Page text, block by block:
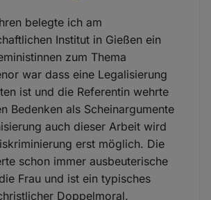
belegte ich am
Institut in Gießen ein
zum Thema
war dass eine Legalisierung
ist und die Referentin wehrte
Bedenken als Scheinargumente
auch dieser Arbeit wird
erst möglich. Die
schon immer ausbeuterische
Frau und ist ein typisches
Doppelmoral.